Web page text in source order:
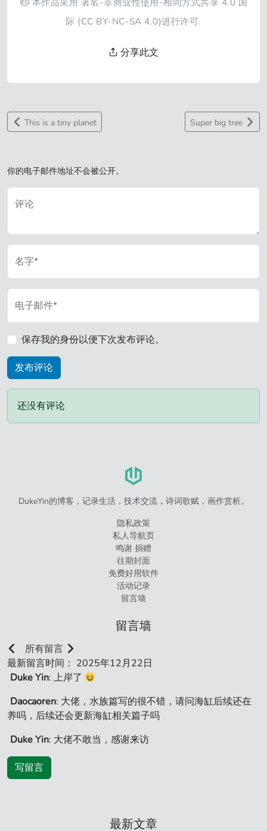
际 (CC BY-NC-SA 4.0)进行许可.
分享此文
This is a tiny planet Super big tree
你的电子邮件地址不会被公开。
评论
名字*
电子邮件*
保存我的身份以便下次发布评论。
还没有评论
DukeYin的博客，记录生活，技术交流，诗词歌赋，画作赏析。
隐私政策
私人导航页
鸣谢 捐赠
往期封面
免费好用软件
活动记录
留言墙
留言墙
所有留言
最新留言时间： 2025年12月22日
Duke Yin: 上岸了
Daocaoren: 大佬，水族篇写的很不错，请问海缸后续还在
养吗，后续还会更新海缸相关篇子吗
Duke Yin: 大佬不敢当，感谢来访
写留言
最新文章